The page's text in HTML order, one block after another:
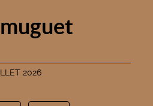
2026